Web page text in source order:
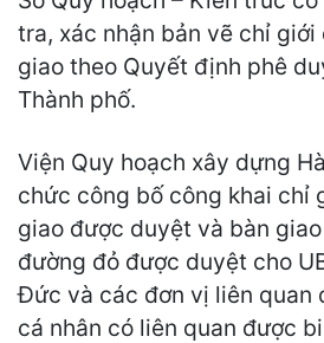
tra, xác nhận bản vẽ chỉ
giao theo Quyết định phê
Thành phố.
Viện Quy hoạch xây dựng
chức công bố công khai chỉ
giao được duyệt và bàn
đường đỏ được duyệt cho
Đức và các đơn vị liên quan
cá nhân có liên quan được